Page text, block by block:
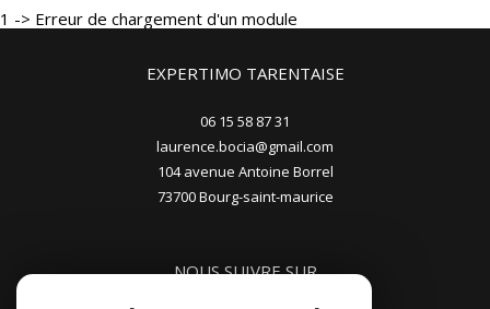
1 -> Erreur de chargement d'un module
EXPERTIMO TARENTAISE
06 15 58 87 31
laurence.bocia@gmail.com
104 avenue Antoine Borrel
73700
bourg-saint-maurice
NOUS SUIVRE SUR